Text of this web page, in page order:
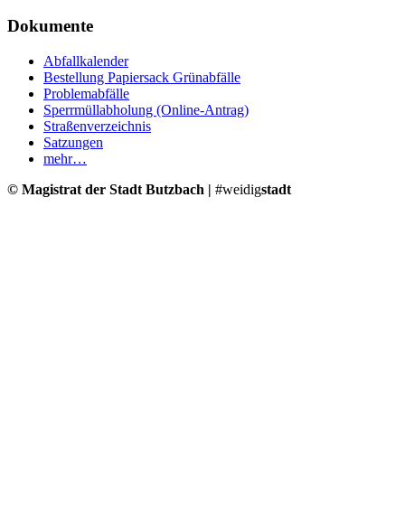
Dokumente
Abfallkalender
Bestellung Papiersack Grünabfälle
Problemabfälle
Sperrmüllabholung (Online-Antrag)
Straßenverzeichnis
Satzungen
mehr…
© Magistrat der Stadt Butzbach | #weidigstadt